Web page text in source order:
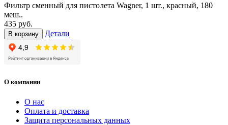
Фильтр сменный для пистолета Wagner, 1 шт., красный, 180
меш..
435 руб.
В корзину Детали
О компании
О нас
Оплата и доставка
Защита персональных данных